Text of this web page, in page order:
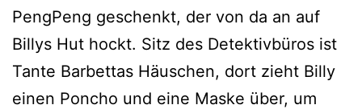
PengPeng geschenkt, der von da an auf
Billys Hut hockt. Sitz des Detektivbüros ist
Tante Barbettas Häuschen, dort zieht Billy
einen Poncho und eine Maske über, um